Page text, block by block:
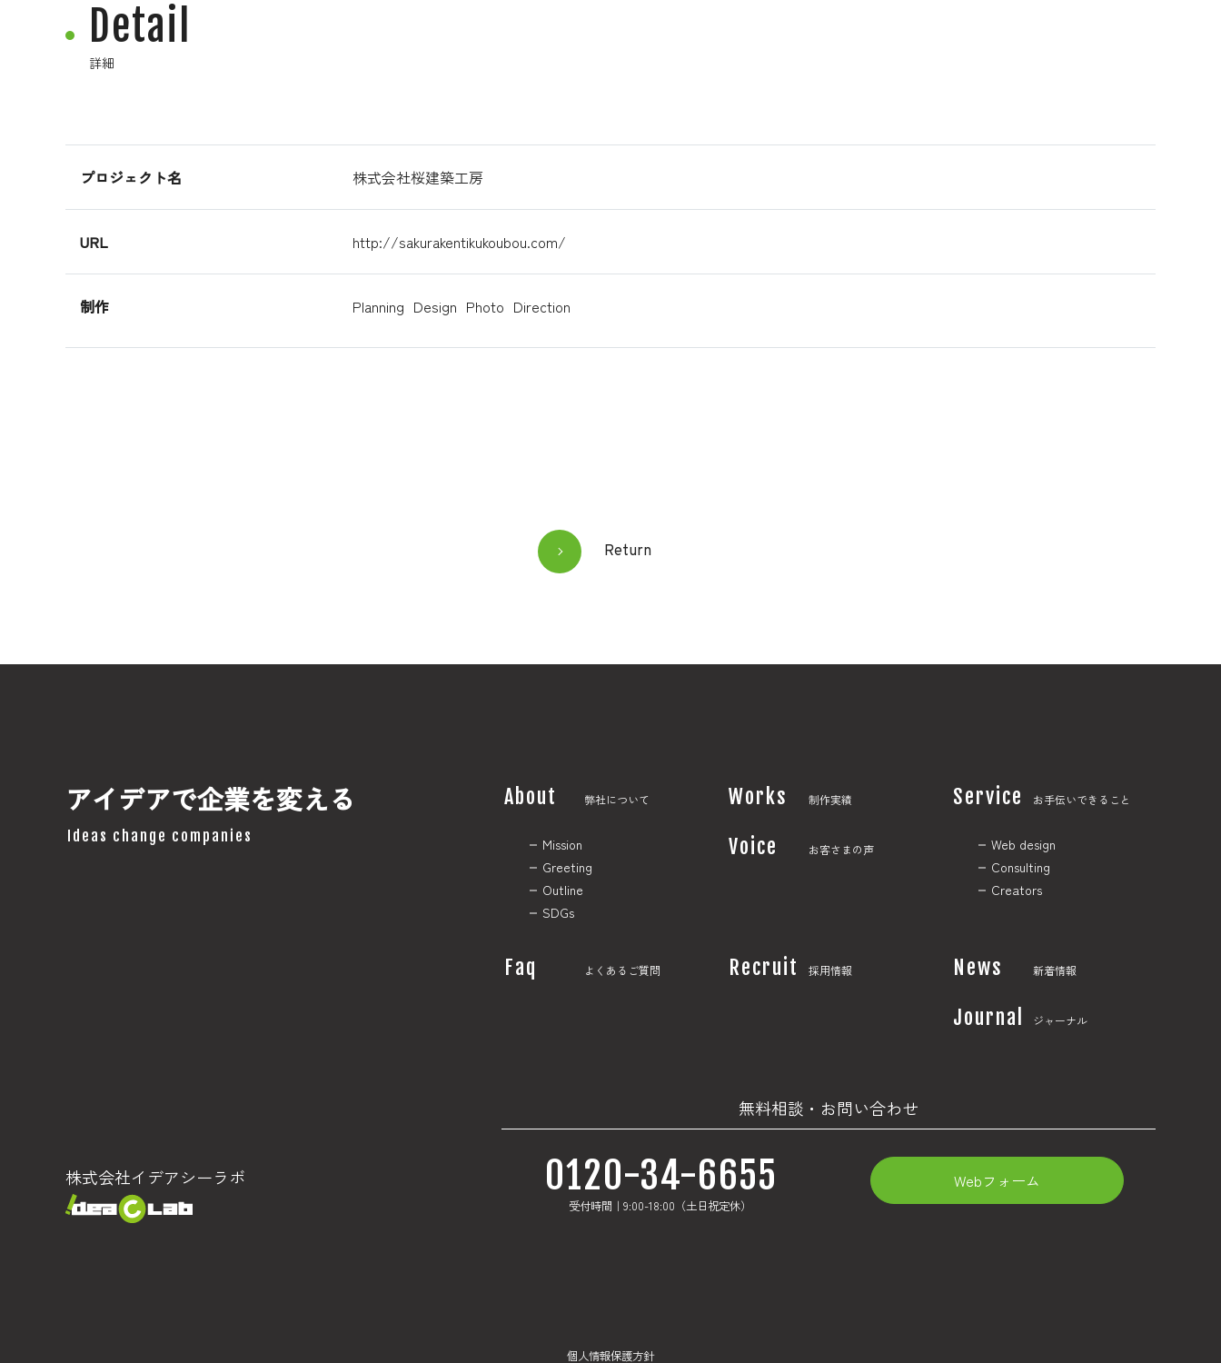
Detail
詳細
プロジェクト名 株式会社桜建築工房
URL http://sakurakentikukoubou.com/
制作 Planning Design Photo Direction
Return
アイデアで企業を変える
Ideas change companies
株式会社イデアシーラボ
About 弊社について
Mission
Greeting
Outline
SDGs
Works 制作実績
Voice お客さまの声
Service お手伝いできること
Web design
Consulting
Creators
Faq よくあるご質問 Recruit 採用情報 News 新着情報
Journal ジャーナル
無料相談・お問い合わせ
0120-34-6655
受付時間｜9:00-18:00（土日祝定休）
Webフォーム
個人情報保護方針